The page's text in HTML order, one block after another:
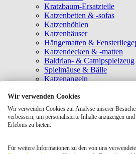
Kratzbaum-Ersatzteile
Katzenbetten & -sofas
Katzenhöhlen
Katzenhäuser
Hängematten &
Katzendecken & -matten
Baldrian- & Catnipspielzeug
Spielmäuse & Bälle
Katzenangeln
Laserpointer &
Katzentunnel
Clicker & Target Sticks für
Weiteres Katzenspielzeug
Tragetaschen
Wir verwenden Cookies
Wir verwenden Cookies zur Analyse unserer
verbessern, um personalisierte Inhalte anzuzeigen
Erlebnis zu bieten.
Für weitere Informationen zu den von uns